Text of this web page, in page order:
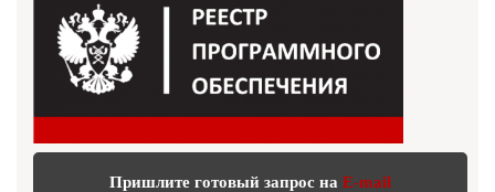
Пришлите готовый запрос на E-mail